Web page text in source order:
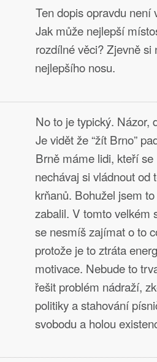
Ten dopis opravdu není
Jak může nejlepší
rozdílné věci? Zjevně
nejlepšího nosu.
No to je typický. Názor,
Je vidět že “žít Brno”
Brně máme lidi, kteří
nechávaj si vládnout od
krňanů. Bohužel jsem
zabalil. V tomto velkém
se nesmíš zajímat o to
protože je to ztráta
motivace. Nebude to
řešit problém nádraží,
politiky a stahování
svobodu a holou